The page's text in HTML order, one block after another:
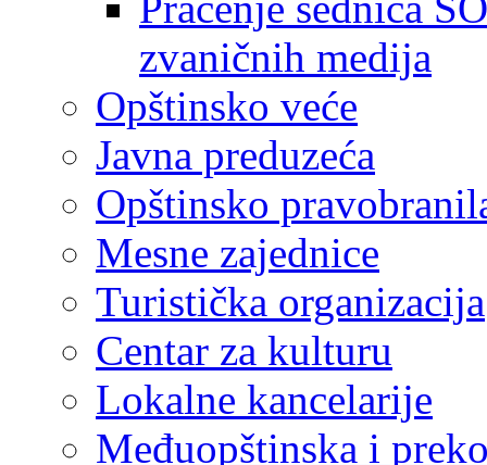
zvaničnih medija
Opštinsko veće
Javna preduzeća
Opštinsko
Mesne zajednice
Turistička organizacija
Centar za kulturu
Lokalne kancelarije
Međuopštinska i